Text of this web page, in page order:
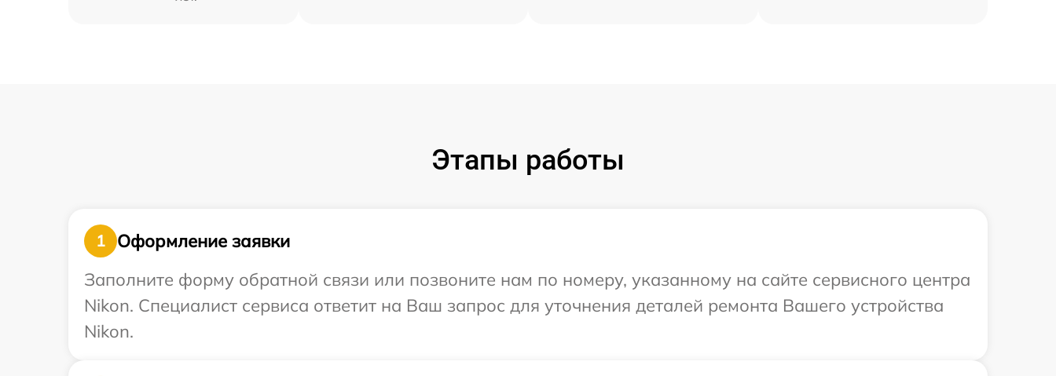
Этапы работы
1
Оформление заявки
Заполните форму обратной связи или позвоните нам по номеру, указанному на сайте сервисного центра
Nikon. Специалист сервиса ответит на Ваш запрос для уточнения деталей ремонта Вашего устройства
Nikon.